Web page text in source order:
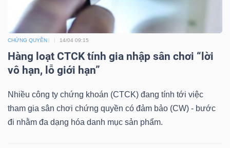
CHỨNG QUYỀN 14/04 09:15
Hàng loạt CTCK tính gia nhập sân chơi “lời
vô hạn, lỗ giới hạn”
Nhiều công ty chứng khoán (CTCK) đang tính tới việc
tham gia sân chơi chứng quyền có đảm bảo (CW) - bước
đi nhằm đa dạng hóa danh mục sản phẩm.
TIN
DỊCH
TRUYỀN
THÔNG